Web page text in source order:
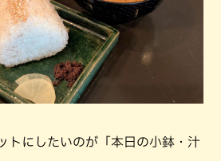
トにしたいのが「本日の小鉢・汁